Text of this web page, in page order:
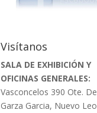
Visítanos
SALA DE EXHIBICIÓN Y
OFICINAS GENERALES:
Vasconcelos 390 Ote.
Garza Garcia, Nuevo